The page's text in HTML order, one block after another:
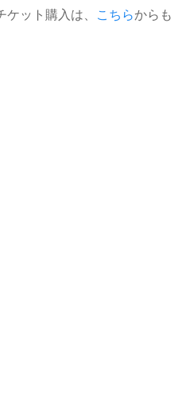
ット購入は、 こちらからも